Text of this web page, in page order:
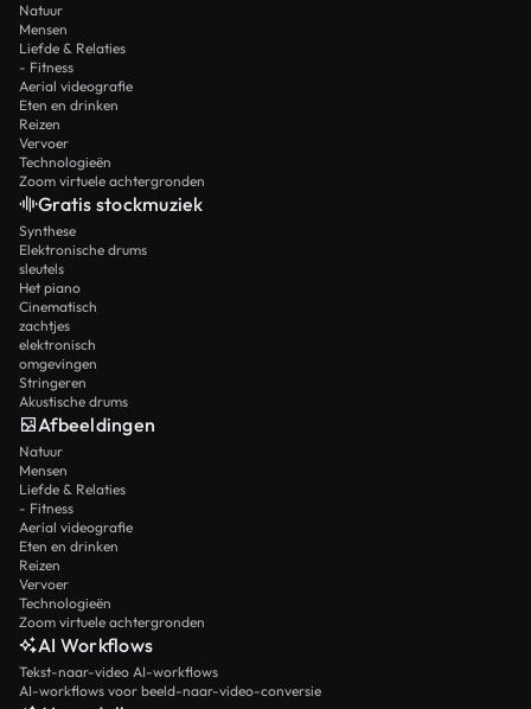
Natuur
Mensen
Liefde & Relaties
- Fitness
Aerial videografie
Eten en drinken
Reizen
Vervoer
Technologieën
Zoom virtuele achtergronden
Gratis stockmuziek
Synthese
Elektronische drums
sleutels
Het piano
Cinematisch
zachtjes
elektronisch
omgevingen
Stringeren
Akustische drums
Afbeeldingen
Natuur
Mensen
Liefde & Relaties
- Fitness
Aerial videografie
Eten en drinken
Reizen
Vervoer
Technologieën
Zoom virtuele achtergronden
AI Workflows
Tekst-naar-video AI-workflows
AI-workflows voor beeld-naar-video-conversie